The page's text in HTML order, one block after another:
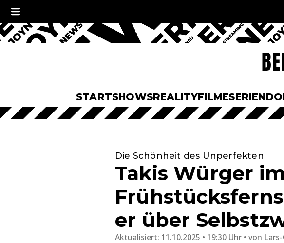
STARTSHOWSREALITYFILMESERIEN
Die Schönheit des Unperfekten
Takis Würger im
er über
Aktualisiert: 11.10.2025 • 19:30 Uhr von